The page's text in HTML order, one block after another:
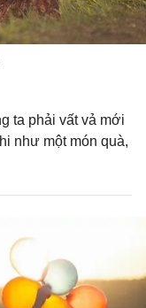
ta phải vất vả mới
như một món quà,